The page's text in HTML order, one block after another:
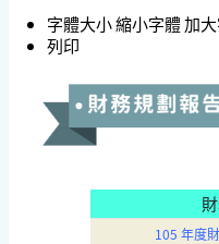
字體大小縮小字體加
列印
105 年度